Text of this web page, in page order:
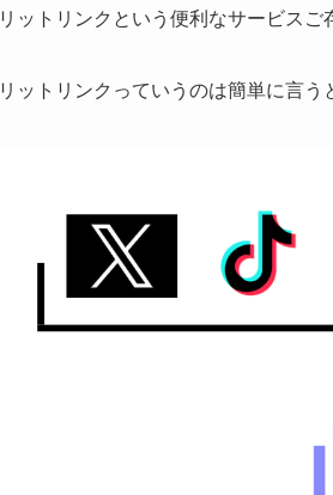
リットリンクという便利なサービスご
リットリンクっていうのは簡単に言